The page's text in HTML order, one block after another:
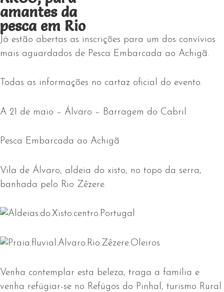
amantes da
pesca em Rio
Já estão abertas as inscrições para um dos convívios
mais aguardados de Pesca Embarcada ao Achigã.
Todas as informações no cartaz oficial do evento.
A 21 de maio – Álvaro – Barragem do Cabril
Pesca Embarcada ao Achigã
Vila de Álvaro, aldeia do xisto, no topo da serra,
banhada pelo Rio Zêzere.
Venha contemplar esta beleza, traga a família e
venha refúgiar-se no Refúgos do Pinhal, turismo Rural